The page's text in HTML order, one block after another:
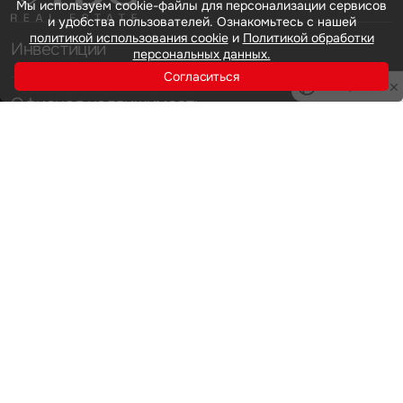
Инвестиции
Офисная недвижимость
Мы используем cookie-файлы для персонализации сервисов
и удобства пользователей. Ознакомьтесь с нашей
политикой использования cookieи Политикой обработки
персональных данных.
Согласиться